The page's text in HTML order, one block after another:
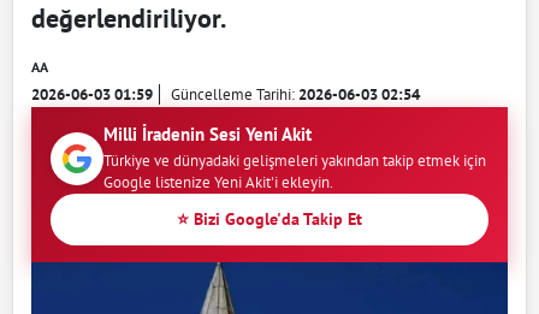
değerlendiriliyor.
AA
2026-06-03 01:59 Güncelleme Tarihi:2026-06-03 02:54
Milli İradenin Sesi Yeni Akit
Türkiye ve dünyadaki gelişmeleri yakından takip etmek için
Google listenize Yeni Akit'i ekleyin.
⭐ Bizi Google'da Takip Et